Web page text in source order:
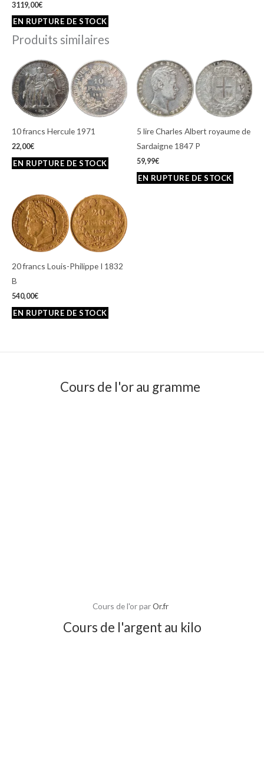
3119,00€
Produits similaires
10 francs Hercule 1971
22,00€
5 lire Charles Albert royaume de
Sardaigne 1847 P
59,99€
20 francs Louis-Philippe I 1832
B
540,00€
Cours de l'or au gramme
Cours de l'or parOr.fr
Cours de l'argent au kilo